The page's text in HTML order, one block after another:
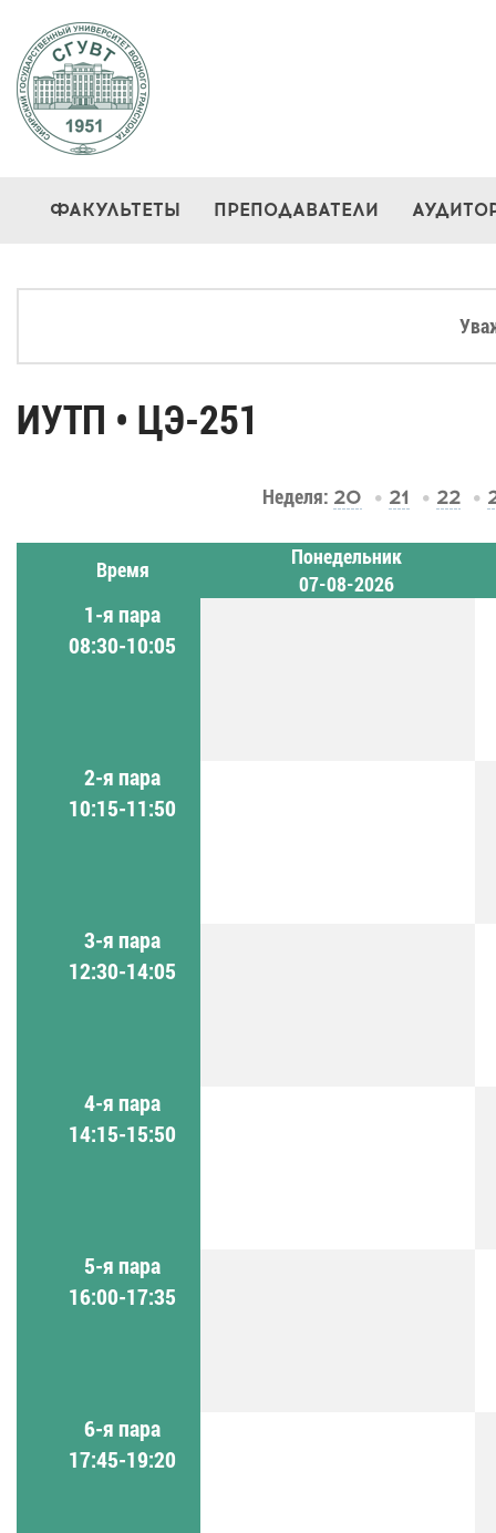
ФАКУЛЬТЕТЫ ПРЕПОДАВАТЕЛИ
ИУТП • ЦЭ-251
Неделя: 20 21 22
Время
Понедельник
07-08-2026
1-я пара
08:30-10:05
2-я пара
10:15-11:50
3-я пара
12:30-14:05
4-я пара
14:15-15:50
5-я пара
16:00-17:35
6-я пара
17:45-19:20